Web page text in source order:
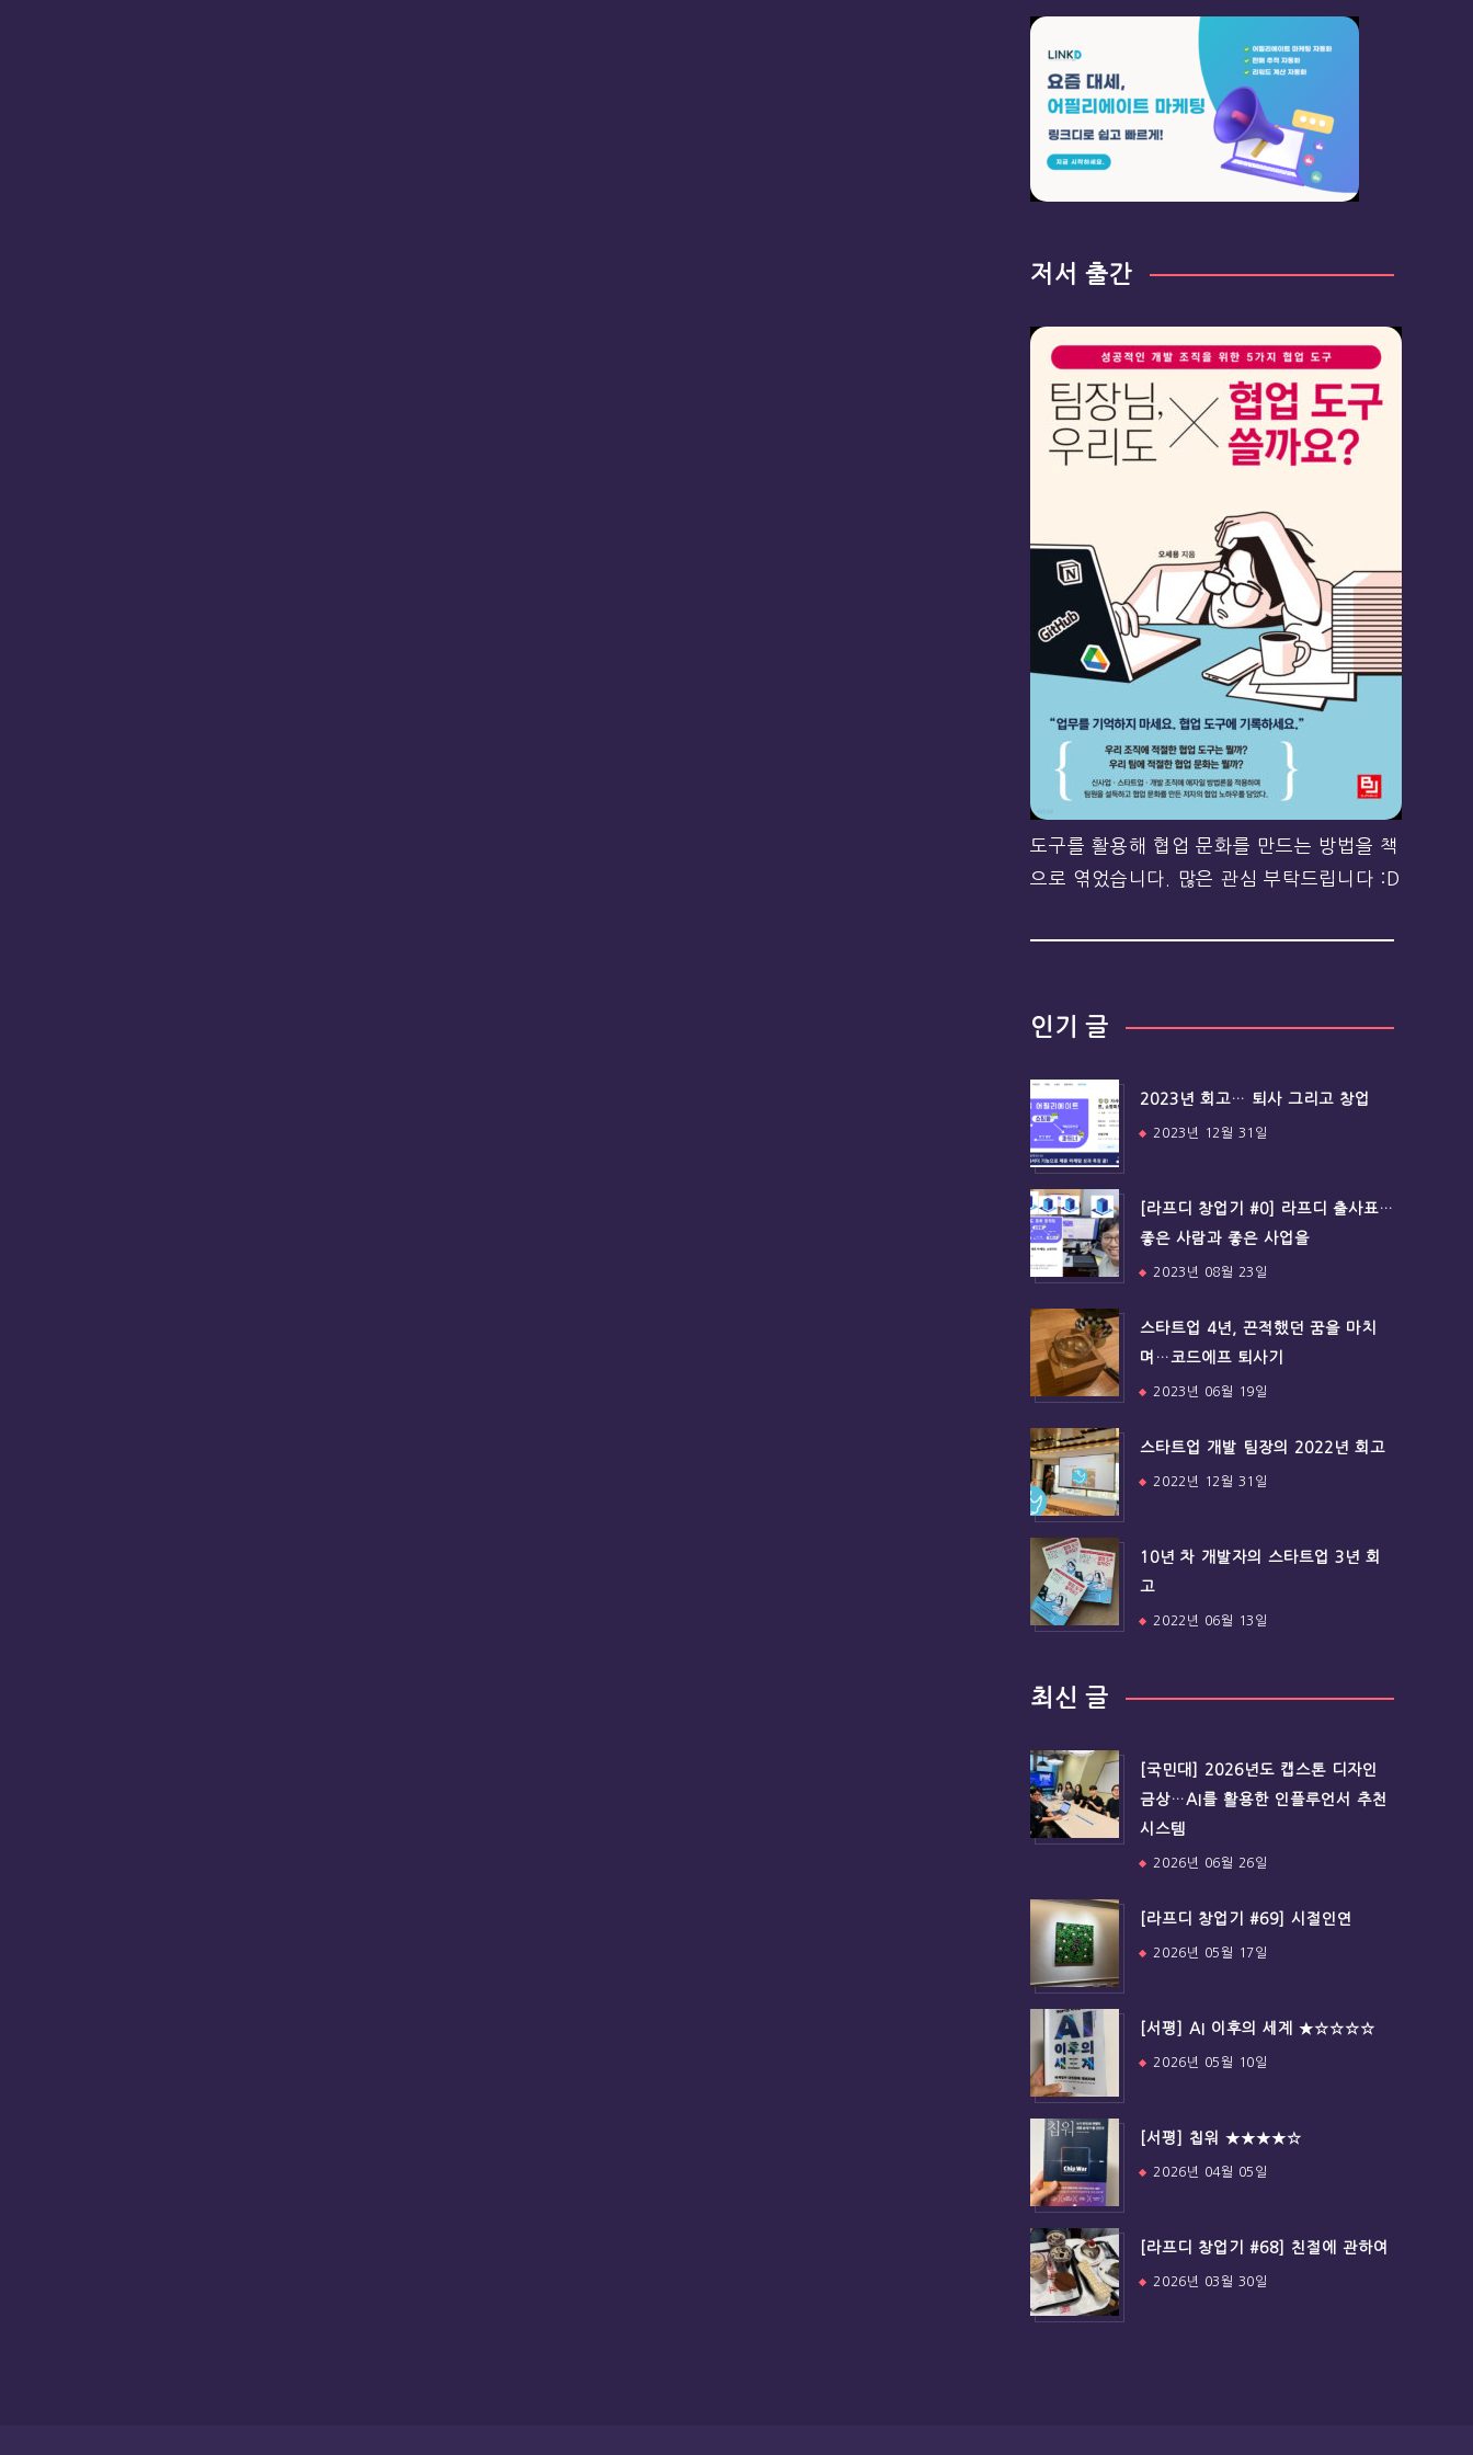
저서 출간
도구를 활용해 협업 문화를 만드는 방법을 책
으로 엮었습니다. 많은 관심 부탁드립니다 :D
인기 글
2023년 회고… 퇴사 그리고 창업
2023년 12월 31일
[라프디 창업기 #0] 라프디 출사표…
좋은 사람과 좋은 사업을
2023년 08월 23일
스타트업 4년, 끈적했던 꿈을 마치
며…코드에프 퇴사기
2023년 06월 19일
스타트업 개발 팀장의 2022년 회고
2022년 12월 31일
10년 차 개발자의 스타트업 3년 회
고
2022년 06월 13일
최신 글
[국민대] 2026년도 캡스톤 디자인
금상…AI를 활용한 인플루언서 추천
시스템
2026년 06월 26일
[라프디 창업기 #69] 시절인연
2026년 05월 17일
[서평] AI 이후의 세계 ★☆☆☆☆
2026년 05월 10일
[서평] 칩워 ★★★★☆
2026년 04월 05일
[라프디 창업기 #68] 친절에 관하여
2026년 03월 30일